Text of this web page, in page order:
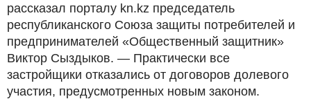
рассказал порталу kn.kz председатель
республиканского Союза защиты потребителей и
предпринимателей «Общественный защитник»
Виктор Сыздыков. — Практически все
застройщики отказались от договоров долевого
участия, предусмотренных новым законом.